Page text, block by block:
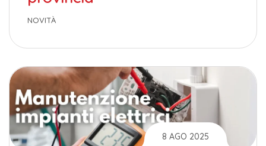
NOVITÀ
8 AGO 2025